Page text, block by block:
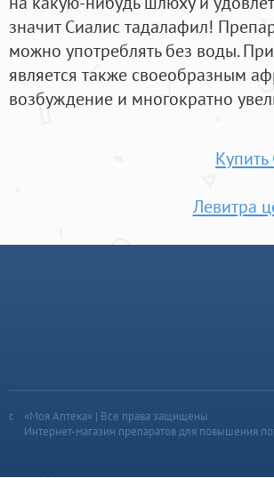
значит Сиалис тадалафил!
можно употреблять без воды.
является также своеобразным
возбуждение и многократно
Левитра
«Моя Аптека» | Все права защищены
Интернет-магазин препаратов для повышения